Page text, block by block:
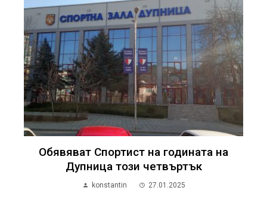
Обявяват Спортист на годината на
Дупница този четвъртък
konstantin 27.01.2025